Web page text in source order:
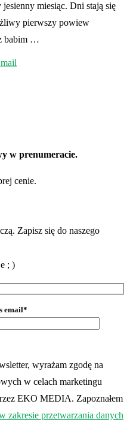
miesiąc. Dni stają się
pierwszy powiew
babim …
w prenumeracie.
cenie.
Zapisz się do naszego
; )
email*
wyrażam zgodę na
w celach marketingu
EKO MEDIA. Zapoznałem
zakresie przetwarzania danych